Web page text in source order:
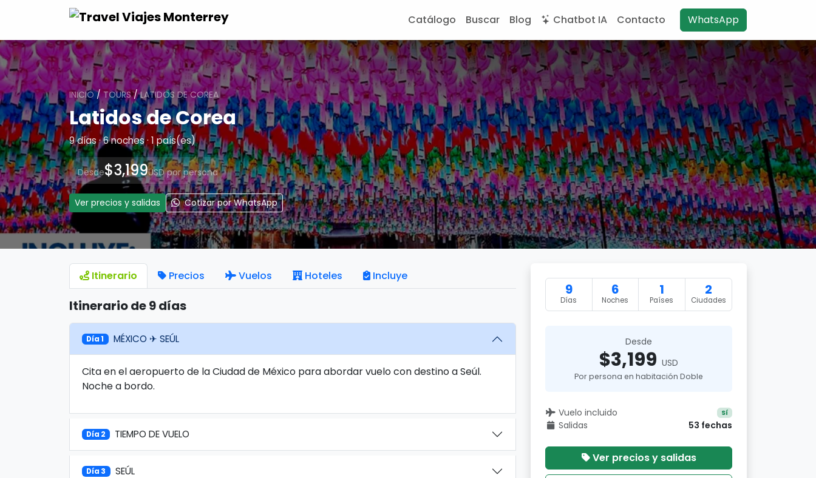
Catálogo Buscar Blog Chatbot IA Contacto WhatsApp
INICIO/TOURS/LATIDOS DE COREA
Latidos de Corea
9 días · 6 noches · 1 país(es)
Desde$3,199USD por persona
Ver precios y salidas Cotizar por WhatsApp
Itinerario Precios Vuelos Hoteles Incluye
Itinerario de 9 días
Día 1 MÉXICO ✈ SEÚL
Cita en el aeropuerto de la Ciudad de México para abordar vuelo con destino a Seúl.
Noche a bordo.
Día 2 TIEMPO DE VUELO
Día 3 SEÚL
9
Días
6
Noches
1
Países
2
Ciudades
Desde
$3,199 USD
Por persona en habitación Doble
Vuelo incluido Sí
Salidas 53 fechas
Ver precios y salidas